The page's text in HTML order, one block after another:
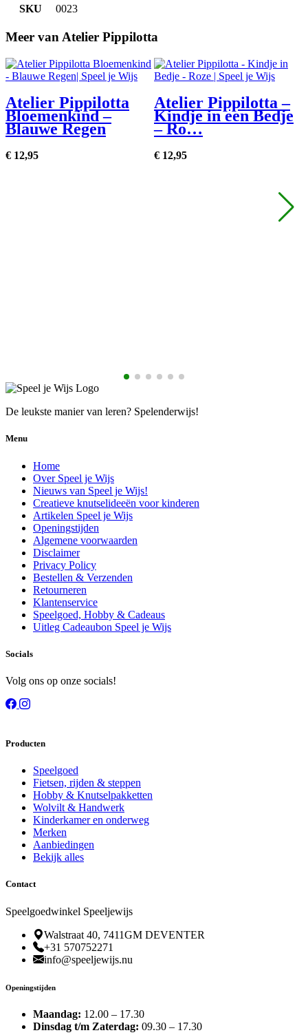
SKU
0023
Meer van Atelier Pippilotta
Atelier Pippilotta
Bloemenkind –
Blauwe Regen
€ 12,95
Atelier Pippilotta –
Kindje in een Bedje
– Ro…
€ 12,95
De leukste manier van leren? Spelenderwijs!
Menu
Home
Over Speel je Wijs
Nieuws van Speel je Wijs!
Creatieve knutselideeën voor kinderen
Artikelen Speel je Wijs
Openingstijden
Algemene voorwaarden
Disclaimer
Privacy Policy
Bestellen & Verzenden
Retourneren
Klantenservice
Speelgoed, Hobby & Cadeaus
Uitleg Cadeaubon Speel je Wijs
Socials
Volg ons op onze socials!
Producten
Speelgoed
Fietsen, rijden & steppen
Hobby & Knutselpakketten
Wolvilt & Handwerk
Kinderkamer en onderweg
Merken
Aanbiedingen
Bekijk alles
Contact
Speelgoedwinkel Speeljewijs
Walstraat 40, 7411GM DEVENTER
+31 570752271
info@speeljewijs.nu
Openingstijden
Maandag: 12.00 – 17.30
Dinsdag t/m Zaterdag: 09.30 – 17.30